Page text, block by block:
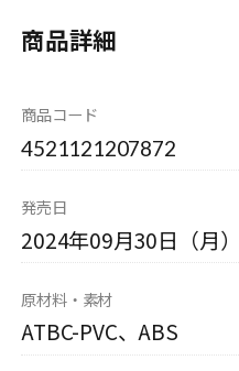
商品詳細
商品コード
4521121207872
発売日
2024年09月30日（月
原材料・素材
ATBC-PVC、ABS